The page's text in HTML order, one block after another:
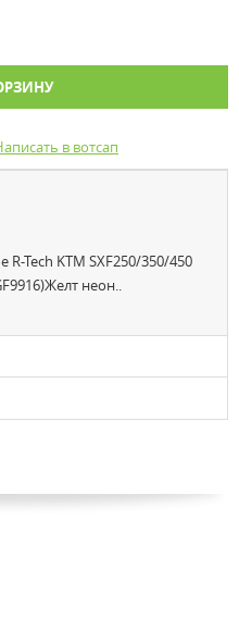
в вотсап
Tech KTM SXF250/350/450
неон..